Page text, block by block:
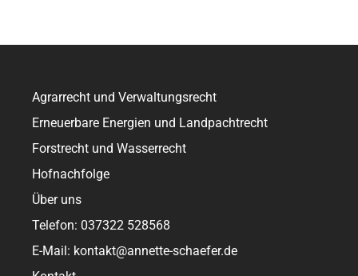
Agrarrecht und Verwaltungsrecht
Erneuerbare Energien und Landpachtrecht
Forstrecht und Wasserrecht
Hofnachfolge
Über uns
Telefon: 037322 528568
E-Mail: kontakt@annette-schaefer.de